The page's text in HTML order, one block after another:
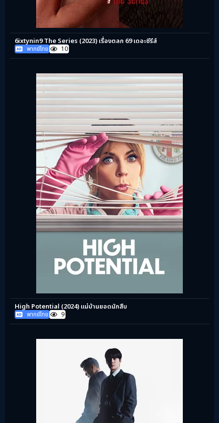
6ixtynin9 The Series (2023) เรื่องตลก 69 เดอะซีรีส์
พากย์ไทย 10
High Potential (2024) แม่บ้านยอดนักสืบ
พากย์ไทย 9